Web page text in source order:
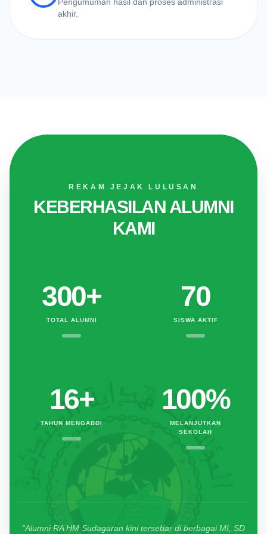
akhir.
REKAM JEJAK LULUSAN
KEBERHASILAN ALUMNI
KAMI
300+
TOTAL ALUMNI
70
SISWA AKTIF
16+
TAHUN MENGABDI
100%
MELANJUTKAN
SEKOLAH
"Alumni RA HM Sudagaran kini tersebar di berbagai MI, SD